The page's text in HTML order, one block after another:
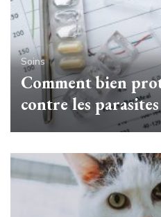
Soins
Comment bien
contre les parasites